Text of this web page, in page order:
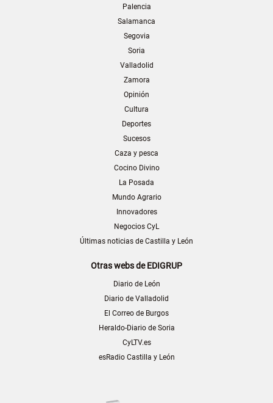
Palencia
Salamanca
Segovia
Soria
Valladolid
Zamora
Opinión
Cultura
Deportes
Sucesos
Caza y pesca
Cocino Divino
La Posada
Mundo Agrario
Innovadores
Negocios CyL
Últimas noticias de Castilla y León
Otras webs de EDIGRUP
Diario de León
Diario de Valladolid
El Correo de Burgos
Heraldo-Diario de Soria
CyLTV.es
esRadio Castilla y León